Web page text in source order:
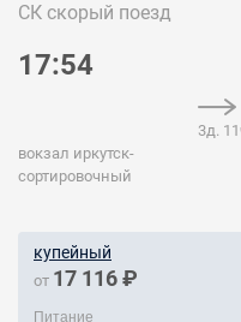
СК скорый поезд
17:54
вокзал иркутск-
сортировочный
3д.
купейный
от 17 116 ₽
Питание